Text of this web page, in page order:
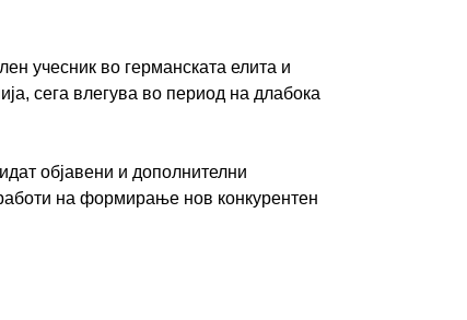
учесник во германската елита и
сега влегува во период на длабока
објавени и дополнителни
на формирање нов конкурентен